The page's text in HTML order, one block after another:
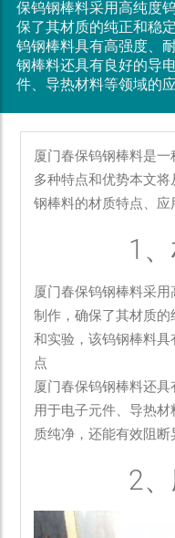
保钨钢棒料采用高纯度
保了其材质的纯正和稳
钨钢棒料具有高强度、
钢棒料还具有良好的导
件、导热材料等领域的
厦门春保钨钢棒料是
多种特点和优势本文
钢棒料的材质特点、
1
厦门春保钨钢棒料采
制作，确保了其材质
和实验，该钨钢棒料
点
厦门春保钨钢棒料还
用于电子元件、导热
质纯净，还能有效阻
2